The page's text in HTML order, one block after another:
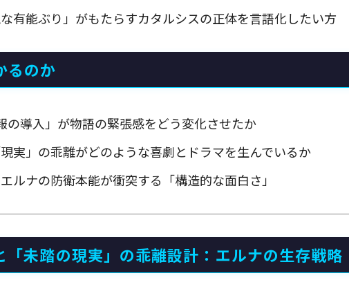
有能ぶり」がもたらすカタルシスの正体を言語化したい方
るのか
の導入」が物語の緊張感をどう変化させたか
実」の乖離がどのような喜劇とドラマを生んでいるか
ルナの防衛本能が衝突する「構造的な面白さ」
「未踏の現実」の乖離設計：エルナの生存戦略